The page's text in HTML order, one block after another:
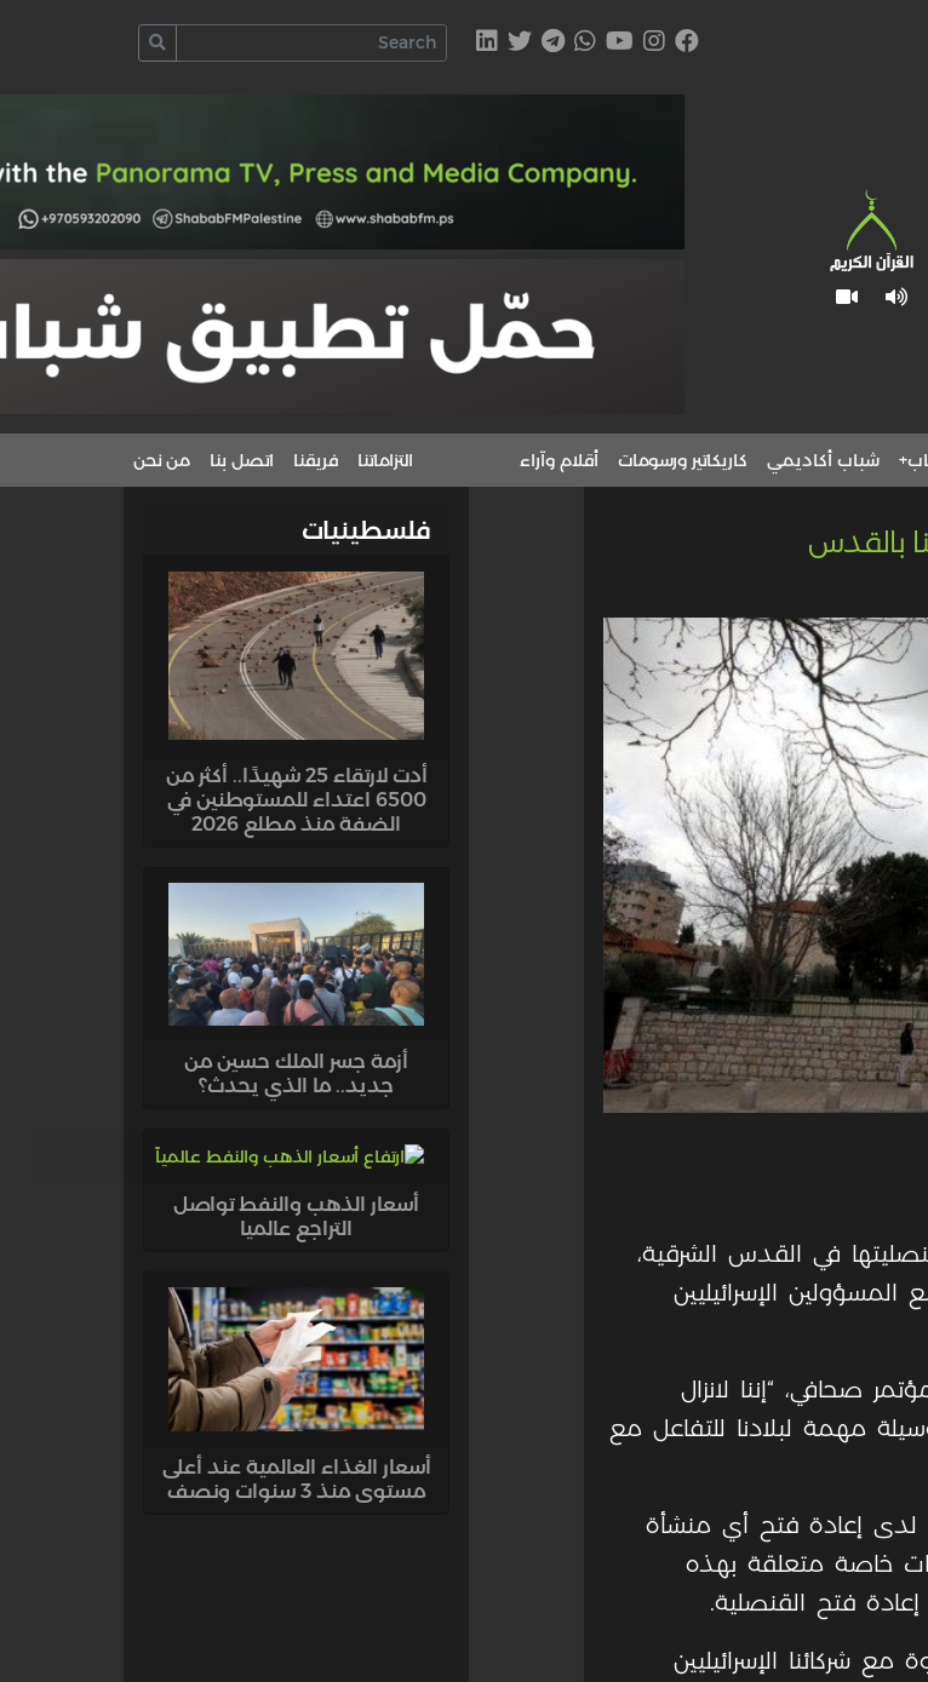
شباب أكاديمي كاريكاتير ورسومات أقلام وآراء التزاماتنا فريقنا اتصل بنا من نحن
بالقدس
في القدس الشرقية،
الإسرائيليين
صحافي، “إننا لانزال
مهمة لبلادنا للتفاعل مع
لدى إعادة فتح أي منشأة
خاصة متعلقة بهذه
فتح القنصلية.
الإسرائيليين
فلسطينيات
أدت لارتقاء 25 شهيدًا.. أكثر من
6500 اعتداء للمستوطنين في
الضفة منذ مطلع 2026
أزمة جسر الملك حسين من
جديد.. ما الذي يحدث؟
أسعار الذهب والنفط تواصل
التراجع عالميا
أسعار الغذاء العالمية عند أعلى
مستوى منذ 3 سنوات ونصف